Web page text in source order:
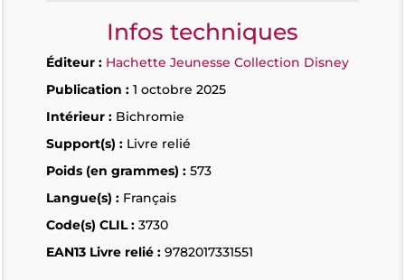
Infos techniques
Éditeur : Hachette Jeunesse Collection Disney
Publication : 1 octobre 2025
Intérieur : Bichromie
Support(s) : Livre relié
Poids (en grammes) : 573
Langue(s) : Français
Code(s) CLIL : 3730
EAN13 Livre relié : 9782017331551